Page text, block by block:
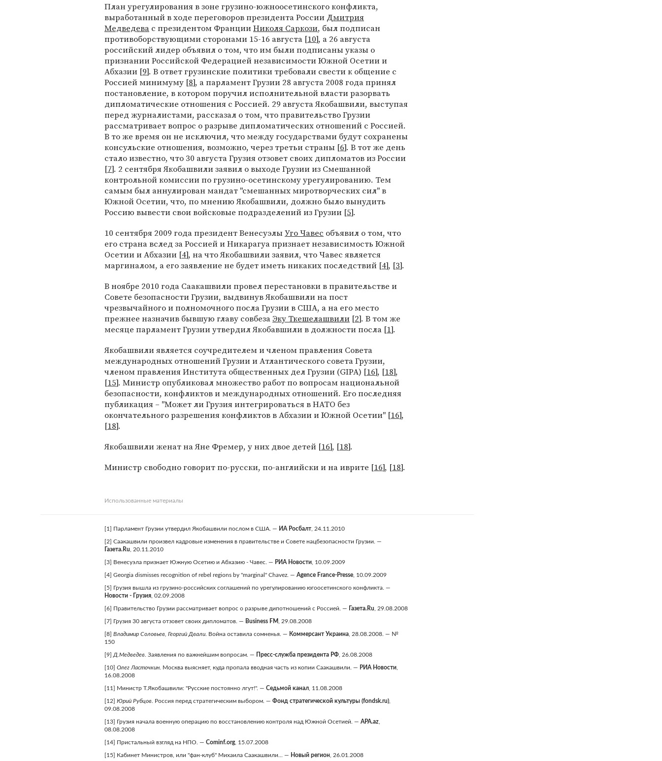
План урегулирования в зоне грузино-южноосетинского конфликта,
выработанный в ходе переговоров президента России Дмитрия
Медведева с президентом ФранцииНиколя Саркози, был подписан
противоборствующими сторонами 15-16 августа [10], а 26 августа
российский лидер объявил о том, что им были подписаны указы о
признании Российской Федерацией независимости Южной Осетии и
Абхазии [9]. В ответ грузинские политики требовали свести к общение с
Россией минимуму [8], а парламент Грузии 28 августа 2008 года принял
постановление, в котором поручил исполнительной власти разорвать
дипломатические отношения с Россией. 29 августа Якобашвили, выступая
перед журналистами, рассказал о том, что правительство Грузии
рассматривает вопрос о разрыве дипломатических отношений с Россией.
В то же время он не исключил, что между государствами будут сохранены
консульские отношения, возможно, через третьи страны [6]. В тот же день
стало известно, что 30 августа Грузия отзовет своих дипломатов из России
[7]. 2 сентября Якобашвили заявил о выходе Грузии из Смешанной
контрольной комиссии по грузино-осетинскому урегулированию. Тем
самым был аннулирован мандат "смешанных миротворческих сил" в
Южной Осетии, что, по мнению Якобашвили, должно было вынудить
Россию вывести свои войсковые подразделений из Грузии [5].
10 сентября 2009 года президент ВенесуэлыУго Чавес объявил о том, что
его страна вслед за Россией и Никарагуа признает независимость Южной
Осетии и Абхазии [4], на что Якобашвили заявил, что Чавес является
маргиналом, а его заявление не будет иметь никаких последствий [4], [3].
В ноябре 2010 года Саакашвили провел перестановки в правительстве и
Совете безопасности Грузии, выдвинув Якобашвили на пост
чрезвычайного и полномочного посла Грузии в США, а на его место
прежнее назначив бывшую главу совбеза Эку Ткешелашвили [2]. В том же
месяце парламент Грузии утвердил Якобавшили в должности посла [1].
Якобашвили является соучредителем и членом правления Совета
международных отношений Грузии и Атлантического совета Грузии,
членом правления Института общественных дел Грузии (GIPA) [16], [18],
[15]. Министр опубликовал множество работ по вопросам национальной
безопасности, конфликтов и международных отношений. Его последняя
публикация – "Может ли Грузия интегрироваться в НАТО без
окончательного разрешения конфликтов в Абхазии и Южной Осетии" [16],
[18].
Якобашвили женат на Яне Фремер, у них двое детей [16], [18].
Министр свободно говорит по-русски, по-английски и на иврите [16], [18].
Использованные материалы
[1] Парламент Грузии утвердил Якобашвили послом в США. — ИА Росбалт , 24.11.2010
[2] Саакашвили произвел кадровые изменения в правительстве и Совете нацбезопасности Грузии. —
Газета.Ru , 20.11.2010
[3] Венесуэла признает Южную Осетию и Абхазию - Чавес. — РИА Новости , 10.09.2009
[4] Georgia dismisses recognition of rebel regions by "marginal" Chavez. — Agence France-Presse , 10.09.2009
[5] Грузия вышла из грузино-российских соглашений по урегулированию югоосетинского конфликта. —
Новости - Грузия , 02.09.2008
[6] Правительство Грузии рассматривает вопрос о разрыве дипотношений с Россией. — Газета.Ru , 29.08.2008
[7] Грузия 30 августа отзовет своих дипломатов. — Business FM , 29.08.2008
[8] Владимир Соловьев, Георгий Двали . Война оставила сомненья. — Коммерсант Украина , 28.08.2008. — №
150
[9] Д.Медведев . Заявления по важнейшим вопросам. — Пресс-служба президента РФ , 26.08.2008
[10] Олег Ласточкин . Москва выясняет, куда пропала вводная часть из копии Саакашвили. — РИА Новости
16.08.2008
[11] Министр Т.Якобашвили: "Русские постоянно лгут!". — Седьмой канал , 11.08.2008
[12] Юрий Рубцов . Россия перед стратегическим выбором. — Фонд стратегической культуры (fondsk.ru)
09.08.2008
[13] Грузия начала военную операцию по восстановлению контроля над Южной Осетией. — APA.az
08.08.2008
[14] Пристальный взгляд на НПО. — Cominf.org, 15.07.2008
[15] Кабинет Министров, или "фан-клуб" Михаила Саакашвили... — Новый регион , 26.01.2008